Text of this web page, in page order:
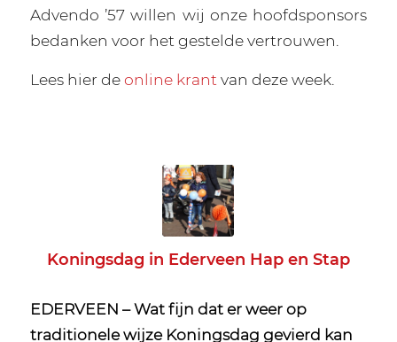
Advendo ’57 willen wij onze hoofdsponsors
bedanken voor het gestelde vertrouwen.
Lees hier deonline krant van deze week.
Koningsdag in Ederveen Hap en Stap
EDERVEEN – Wat fijn dat er weer op
traditionele wijze Koningsdag gevierd kan